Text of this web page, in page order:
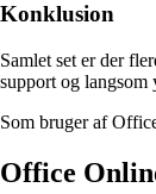
Konklusion
Samlet set er der
support og langsom
Som bruger af
Office